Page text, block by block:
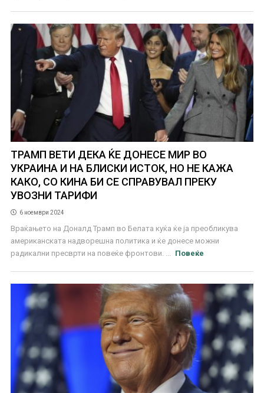
ТРАМП ВЕТИ ДЕКА ЌЕ ДОНЕСЕ МИР ВО
УКРАИНА И НА БЛИСКИ ИСТОК, НО НЕ КАЖА
КАКО, СО КИНА БИ СЕ СПРАВУВАЛ ПРЕКУ
УВОЗНИ ТАРИФИ
6 ноември 2024
Враќањето на Доналд Трамп во Белата куќа ќе ја преобликува
американската надворешна политика и ќе донесе можни
радикални пресврти на повеќе фронтови. ...
Повеќе